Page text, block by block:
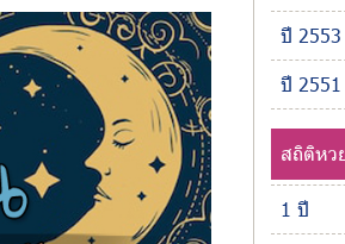
ปี 2553
ปี 2551
สถิติหว
1 ปี